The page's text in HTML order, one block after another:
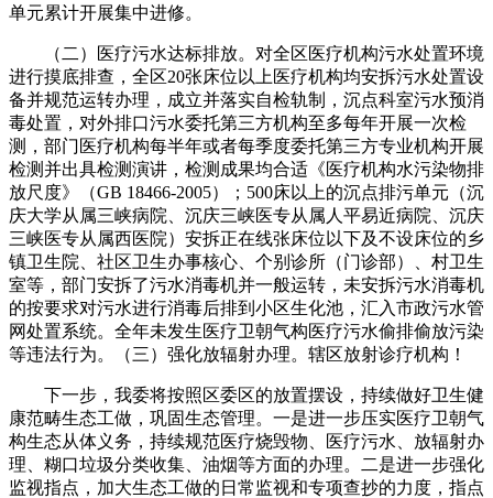
单元累计开展集中进修。
（二）医疗污水达标排放。对全区医疗机构污水处置环境
进行摸底排查，全区20张床位以上医疗机构均安拆污水处置设
备并规范运转办理，成立并落实自检轨制，沉点科室污水预消
毒处置，对外排口污水委托第三方机构至多每年开展一次检
测，部门医疗机构每半年或者每季度委托第三方专业机构开展
检测并出具检测演讲，检测成果均合适《医疗机构水污染物排
放尺度》（GB 18466-2005）；500床以上的沉点排污单元（沉
庆大学从属三峡病院、沉庆三峡医专从属人平易近病院、沉庆
三峡医专从属西医院）安拆正在线张床位以下及不设床位的乡
镇卫生院、社区卫生办事核心、个别诊所（门诊部）、村卫生
室等，部门安拆了污水消毒机并一般运转，未安拆污水消毒机
的按要求对污水进行消毒后排到小区生化池，汇入市政污水管
网处置系统。全年未发生医疗卫朝气构医疗污水偷排偷放污染
等违法行为。（三）强化放辐射办理。辖区放射诊疗机构！
下一步，我委将按照区委区的放置摆设，持续做好卫生健
康范畴生态工做，巩固生态管理。一是进一步压实医疗卫朝气
构生态从体义务，持续规范医疗烧毁物、医疗污水、放辐射办
理、糊口垃圾分类收集、油烟等方面的办理。二是进一步强化
监视指点，加大生态工做的日常监视和专项查抄的力度，指点